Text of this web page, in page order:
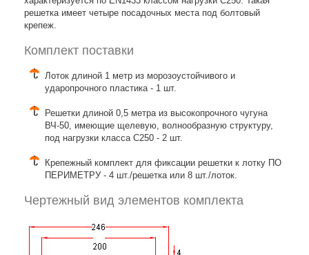
решетка имеет четыре посадочных места под болтовый
крепеж.
Комплект поставки
Лоток длиной 1 метр из морозоустойчивого и
ударопрочного пластика - 1 шт.
Решетки длиной 0,5 метра из высокопрочного чугуна
ВЧ-50, имеющие щелевую, волнообразную структуру,
под нагрузки класса C250 - 2 шт.
Крепежный комплект для фиксации решетки к лотку ПО
ПЕРИМЕТРУ - 4 шт./решетка или 8 шт./лоток.
Чертежный вид элементов комплекта